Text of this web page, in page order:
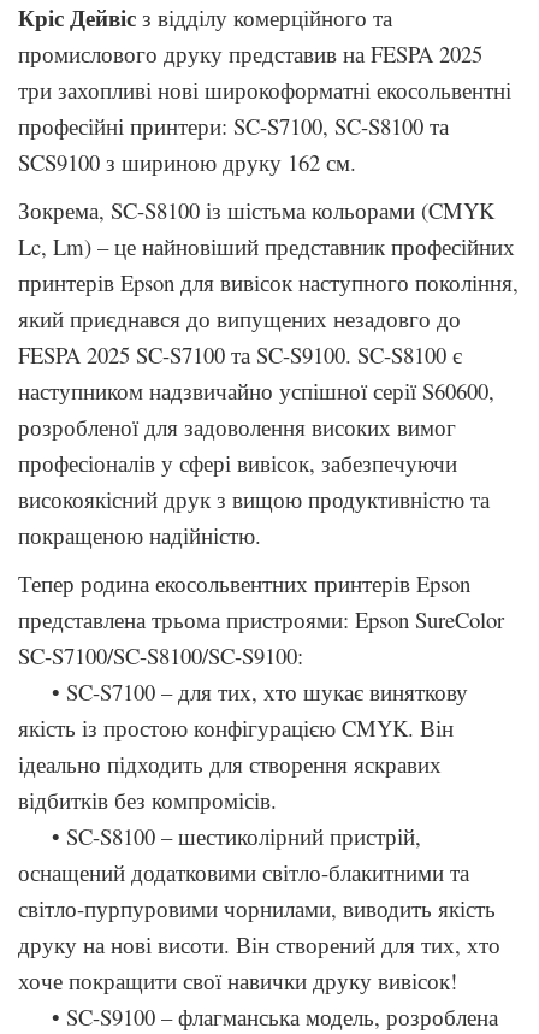
Кріс Дейвіс з відділу комерційного та
промислового друку представив на FESPA 2025
три захопливі нові широкоформатні екосольвентні
професійні принтери: SC-S7100, SC-S8100 та
SCS9100 з шириною друку 162 см.
Зокрема, SC-S8100 із шістьма кольорами (CMYK
Lc, Lm) – це найновіший представник професійних
принтерів Epson для вивісок наступного покоління,
який приєднався до випущених незадовго до
FESPA 2025 SC-S7100 та SC-S9100. SC-S8100 є
наступником надзвичайно успішної серії S60600,
розробленої для задоволення високих вимог
професіоналів у сфері вивісок, забезпечуючи
високоякісний друк з вищою продуктивністю та
покращеною надійністю.
Тепер родина екосольвентних принтерів Epson
представлена трьома пристроями: Epson SureColor
SC-S7100/SC-S8100/SC-S9100:
• SC-S7100 – для тих, хто шукає виняткову
якість із простою конфігурацією CMYK. Він
ідеально підходить для створення яскравих
відбитків без компромісів.
• SC-S8100 – шестиколірний пристрій,
оснащений додатковими світло-блакитними та
світло-пурпуровими чорнилами, виводить якість
друку на нові висоти. Він створений для тих, хто
хоче покращити свої навички друку вивісок!
• SC-S9100 – флагманська модель, розроблена